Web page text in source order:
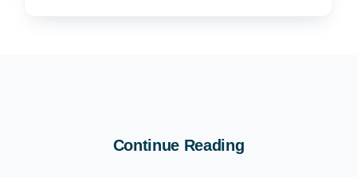
Continue Reading